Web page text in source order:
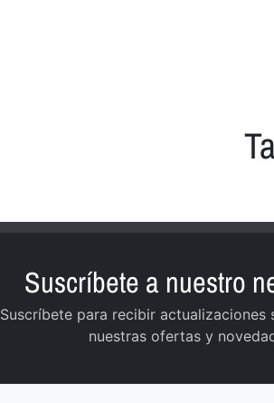
Suscríbete a nuestro
Suscríbete para recibir actualizaciones
nuestras ofertas y